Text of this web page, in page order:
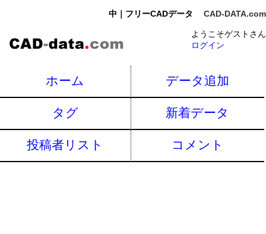
中｜フリーCADデータ CAD-DATA.com
ようこそゲストさん
ログイン
ホーム データ追加
タグ 新着データ
投稿者リスト コメント